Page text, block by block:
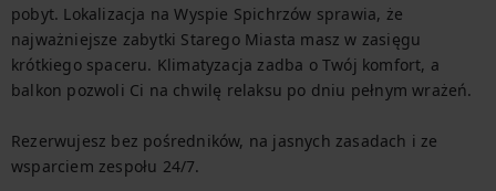
pobyt. Lokalizacja na Wyspie Spichrzów sprawia, że
najważniejsze zabytki Starego Miasta masz w zasięgu
krótkiego spaceru. Klimatyzacja zadba o Twój komfort, a
balkon pozwoli Ci na chwilę relaksu po dniu pełnym wrażeń.
Rezerwujesz bez pośredników, na jasnych zasadach i ze
wsparciem zespołu 24/7.